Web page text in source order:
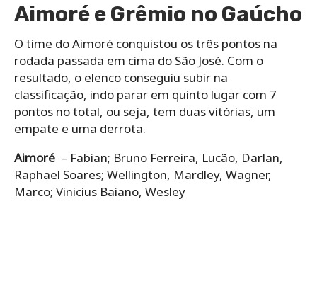
Aimoré e Grêmio no Gaúcho
O time do Aimoré conquistou os três pontos na
rodada passada em cima do São José. Com o
resultado, o elenco conseguiu subir na
classificação, indo parar em quinto lugar com 7
pontos no total, ou seja, tem duas vitórias, um
empate e uma derrota.
Aimoré – Fabian; Bruno Ferreira, Lucão, Darlan,
Raphael Soares; Wellington, Mardley, Wagner,
Marco; Vinicius Baiano, Wesley